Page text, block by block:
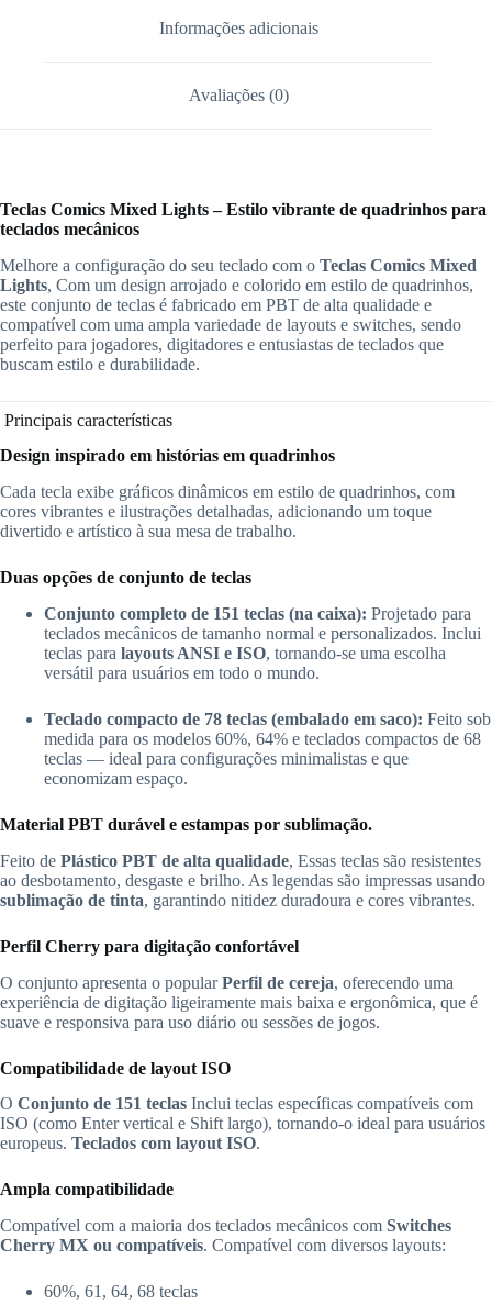
Informações adicionais
Avaliações (0)
Teclas Comics Mixed Lights – Estilo vibrante de quadrinhos para
teclados mecânicos
Melhore a configuração do seu teclado com o Teclas Comics Mixed
Lights, Com um design arrojado e colorido em estilo de quadrinhos,
este conjunto de teclas é fabricado em PBT de alta qualidade e
compatível com uma ampla variedade de layouts e switches, sendo
perfeito para jogadores, digitadores e entusiastas de teclados que
buscam estilo e durabilidade.
Principais características
Design inspirado em histórias em quadrinhos
Cada tecla exibe gráficos dinâmicos em estilo de quadrinhos, com
cores vibrantes e ilustrações detalhadas, adicionando um toque
divertido e artístico à sua mesa de trabalho.
Duas opções de conjunto de teclas
Conjunto completo de 151 teclas (na caixa): Projetado para
teclados mecânicos de tamanho normal e personalizados. Inclui
teclas para layouts ANSI e ISO, tornando-se uma escolha
versátil para usuários em todo o mundo.
Teclado compacto de 78 teclas (embalado em saco): Feito sob
medida para os modelos 60%, 64% e teclados compactos de 68
teclas — ideal para configurações minimalistas e que
economizam espaço.
Material PBT durável e estampas por sublimação.
Feito de Plástico PBT de alta qualidade, Essas teclas são resistentes
ao desbotamento, desgaste e brilho. As legendas são impressas usando
sublimação de tinta, garantindo nitidez duradoura e cores vibrantes.
Perfil Cherry para digitação confortável
O conjunto apresenta o popularPerfil de cereja, oferecendo uma
experiência de digitação ligeiramente mais baixa e ergonômica, que é
suave e responsiva para uso diário ou sessões de jogos.
Compatibilidade de layout ISO
O Conjunto de 151 teclas Inclui teclas específicas compatíveis com
ISO (como Enter vertical e Shift largo), tornando-o ideal para usuários
europeus. Teclados com layout ISO.
Ampla compatibilidade
Compatível com a maioria dos teclados mecânicos com Switches
Cherry MX ou compatíveis. Compatível com diversos layouts:
60%, 61, 64, 68 teclas